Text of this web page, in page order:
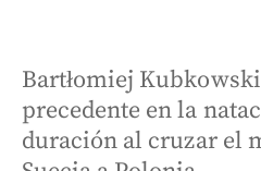
Bartłomiej
precedente en la
duración al cruzar el